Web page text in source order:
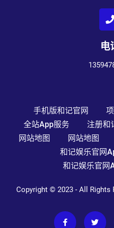
电
手机版和记官网
全站app服务
注册和
网站地图
网站地图
和记娱乐官网
和记娱乐官网
Copyright © 2023 - All Rights